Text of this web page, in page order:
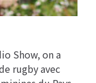
Show, on a
rugby avec